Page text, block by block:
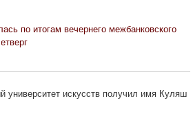
по итогам вечернего межбанковского
университет искусств получил имя Куляш